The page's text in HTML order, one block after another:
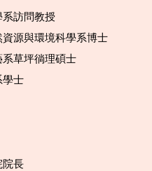
訪問教授
源與環境科學系博士
草坪徜理碩士
學士
院長